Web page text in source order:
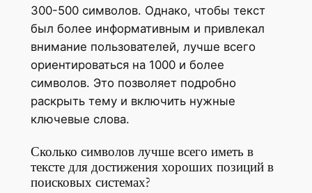
300-500 символов. Однако, чтобы текст
был более информативным и привлекал
внимание пользователей, лучше всего
ориентироваться на 1000 и более
символов. Это позволяет подробно
раскрыть тему и включить нужные
ключевые слова.
Сколько символов лучше всего иметь в
тексте для достижения хороших позиций в
поисковых системах?